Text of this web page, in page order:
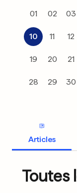
01 02 03
10 11 12
19 20 21
28 29 30
Articles
Toutes